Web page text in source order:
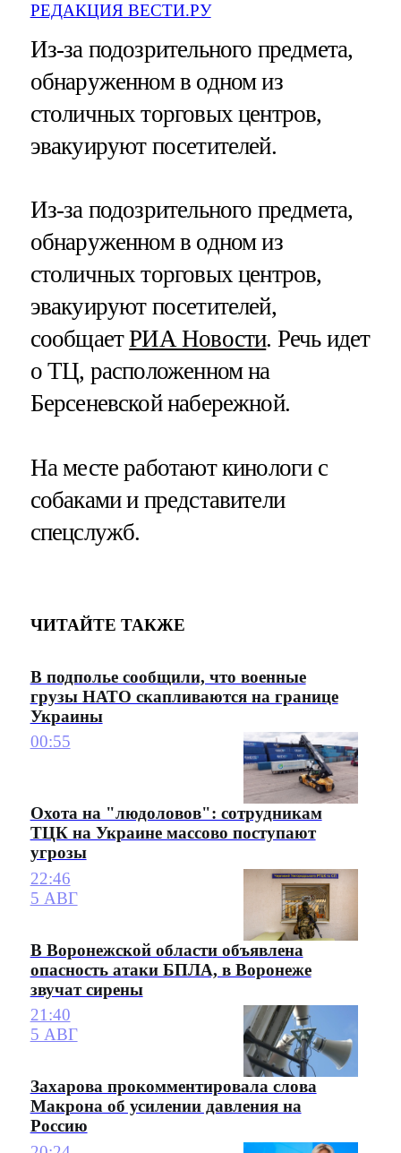
РЕДАКЦИЯ ВЕСТИ.РУ
Из-за подозрительного предмета,
обнаруженном в одном из
столичных торговых центров,
эвакуируют посетителей.
Из-за подозрительного предмета,
обнаруженном в одном из
столичных торговых центров,
эвакуируют посетителей,
сообщаетРИА Новости. Речь идет
о ТЦ, расположенном на
Берсеневской набережной.
На месте работают кинологи с
собаками и представители
спецслужб.
ЧИТАЙТЕ ТАКЖЕ
В подполье сообщили, что военные
грузы НАТО скапливаются на границе
Украины
00:55
Охота на "людоловов": сотрудникам
ТЦК на Украине массово поступают
угрозы
22:46
5 АВГ
В Воронежской области объявлена
опасность атаки БПЛА, в Воронеже
звучат сирены
21:40
5 АВГ
Захарова прокомментировала слова
Макрона об усилении давления на
Россию